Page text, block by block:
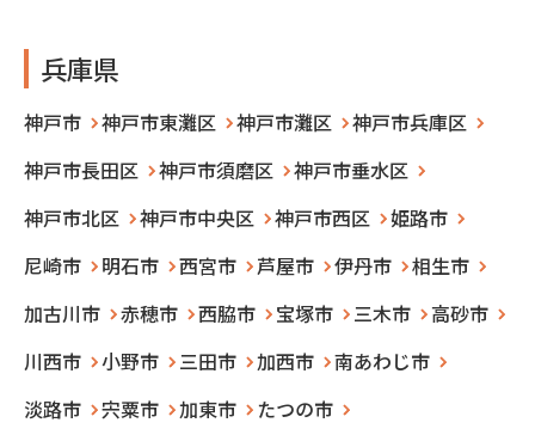
兵庫県
神戸市 神戸市東灘区 神戸市灘区
神戸市兵庫区
神戸市長田区
神戸市須磨区
神戸市垂水区
神戸市北区
神戸市中央区 神戸市西区
姫路市
尼崎市
明石市 西宮市 芦屋市 伊丹市
相生市
加古川市
赤穂市 西脇市 宝塚市 三木市
高砂市
川西市
小野市 三田市 加西市
南あわじ市
淡路市
宍粟市 加東市 たつの市